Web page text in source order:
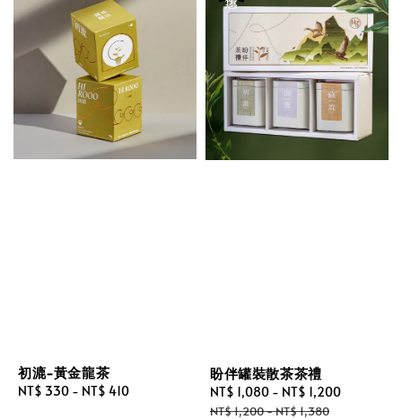
初漉-黃金龍茶
Regular
NT$ 330 - NT$ 410
盼伴罐裝散茶茶禮
Sale
price
NT$ 1,080 - NT$ 1,200
NT$ 1,200-NT$ 1,380